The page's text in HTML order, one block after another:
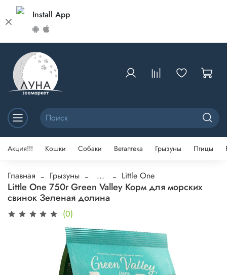
Install App
Акция!!! Кошки Собаки Ветаптека Грызуны Птицы
Главная Грызуны ... Little One
Little One 750г Green Valley Корм для морских
свинок Зеленая долина
(0)